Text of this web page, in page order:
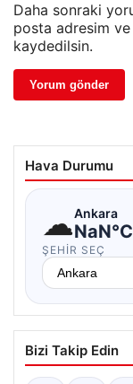
Daha sonraki
posta adresim ve
kaydedilsin.
Hava Durumu
☁Ankara
NaN°C
ŞEHIR SEÇ
Bizi Takip Edin